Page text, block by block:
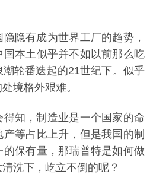
隐有成为世界工厂的趋势，
本土似乎并不如以前那么吃
轮番迭起的21世纪下。似乎
境格外艰难。
知，制造业是一个国家的命
等占比上升，但是我国的制
保有量，那瑞普特是如何做
洗下，屹立不倒的呢？